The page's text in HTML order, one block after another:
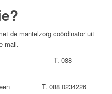
de mantelzorg coördinator uit
mail.
T. 088
T. 088 0234226